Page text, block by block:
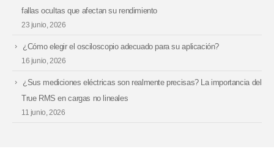
fallas ocultas que afectan su rendimiento
23 junio, 2026
¿Cómo elegir el osciloscopio adecuado para su aplicación?
16 junio, 2026
¿Sus mediciones eléctricas son realmente precisas? La importancia del
True RMS en cargas no lineales
11 junio, 2026